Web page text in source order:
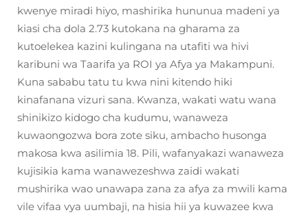
kwenye miradi hiyo, mashirika hununua madeni ya
kiasi cha dola 2.73 kutokana na gharama za
kutoelekea kazini kulingana na utafiti wa hivi
karibuni wa Taarifa ya ROI ya Afya ya Makampuni.
Kuna sababu tatu tu kwa nini kitendo hiki
kinafanana vizuri sana. Kwanza, wakati watu wana
shinikizo kidogo cha kudumu, wanaweza
kuwaongozwa bora zote siku, ambacho husonga
makosa kwa asilimia 18. Pili, wafanyakazi wanaweza
kujisikia kama wanawezeshwa zaidi wakati
mushirika wao unawapa zana za afya za mwili kama
vile vifaa vya uumbaji, na hisia hii ya kuwazee kwa